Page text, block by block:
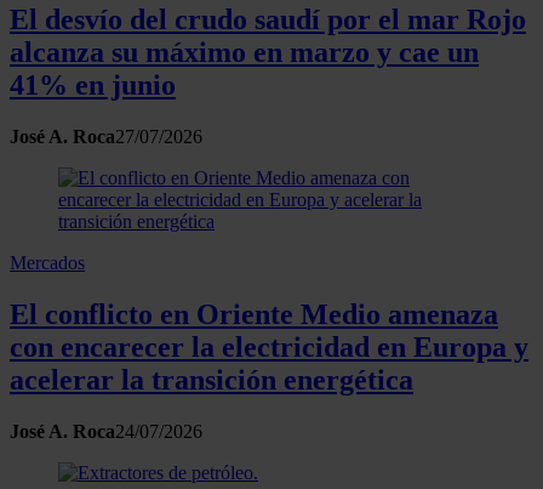
El desvío del crudo saudí por el mar Rojo
alcanza su máximo en marzo y cae un
41% en junio
José A. Roca27/07/2026
Mercados
El conflicto en Oriente Medio amenaza
con encarecer la electricidad en Europa y
acelerar la transición energética
José A. Roca24/07/2026